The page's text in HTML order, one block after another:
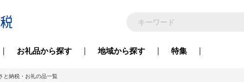
お礼品から探す 地域から探す 特集
と納税・お礼の品一覧